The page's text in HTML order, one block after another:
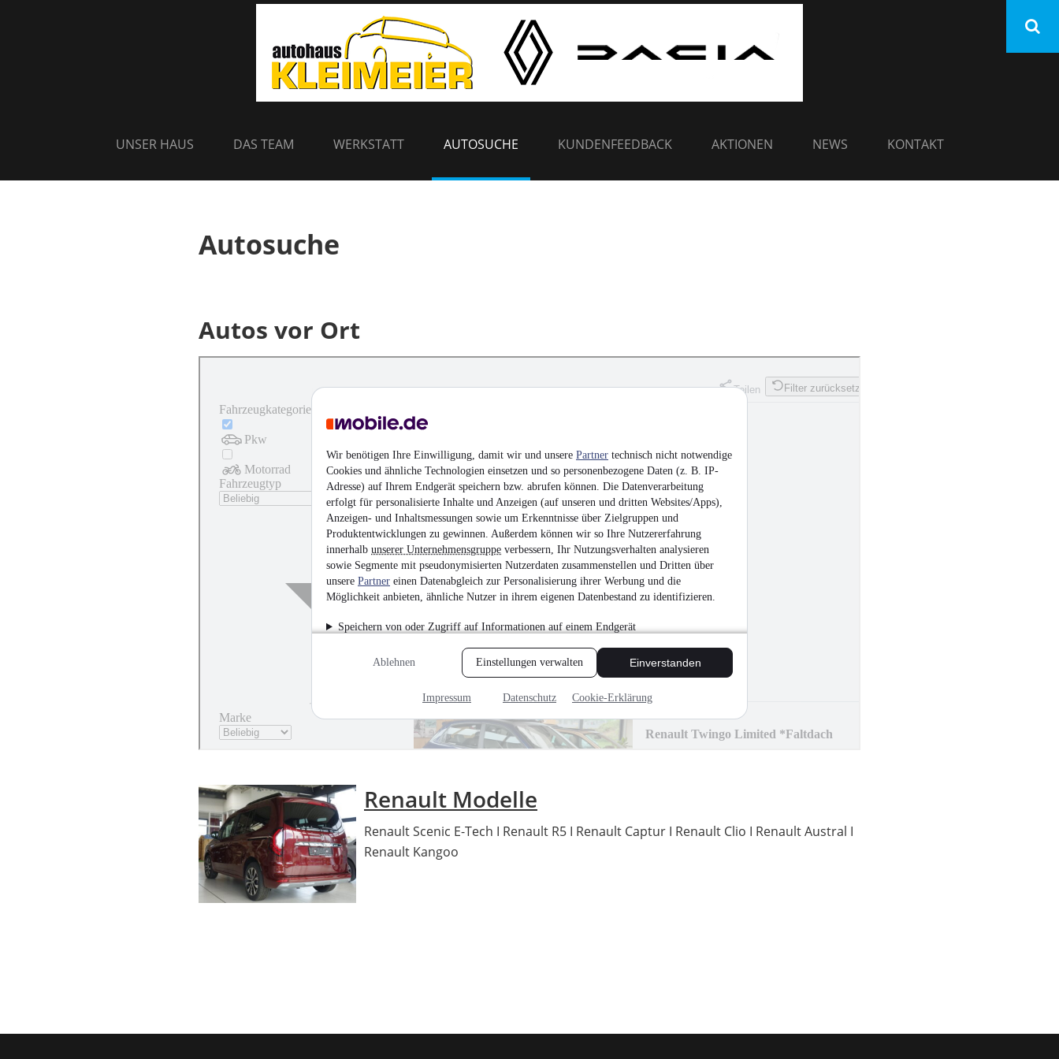
AUTOHAUS KLEIMEIER
UNSER HAUS DAS TEAM WERKSTATT AUTOSUCHE KUNDENFEEDBACK AKTIONEN NEWS KONTAKT
Autosuche
Autos vor Ort
Renault Modelle
Renault Scenic E-Tech I Renault R5 I Renault Captur I Renault Clio I Renault Austral I
Renault Kangoo